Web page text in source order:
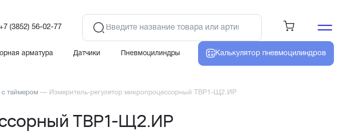
(3852) 56-02-77
арматура Датчики Пневмоцилиндры Калькулятор пневмоцилиндров
с таймером — Измеритель-регулятор микропроцессорный ТВР1-Щ2.ИР
ТВР1-Щ2.ИР